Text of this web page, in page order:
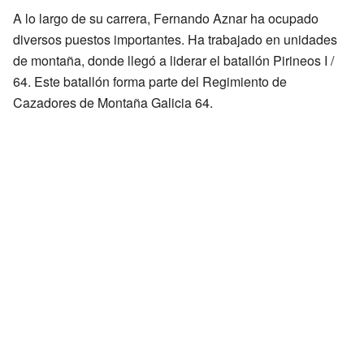
A lo largo de su carrera, Fernando Aznar ha ocupado
diversos puestos importantes. Ha trabajado en unidades
de montaña, donde llegó a liderar el batallón Pirineos I /
64. Este batallón forma parte del Regimiento de
Cazadores de Montaña Galicia 64.